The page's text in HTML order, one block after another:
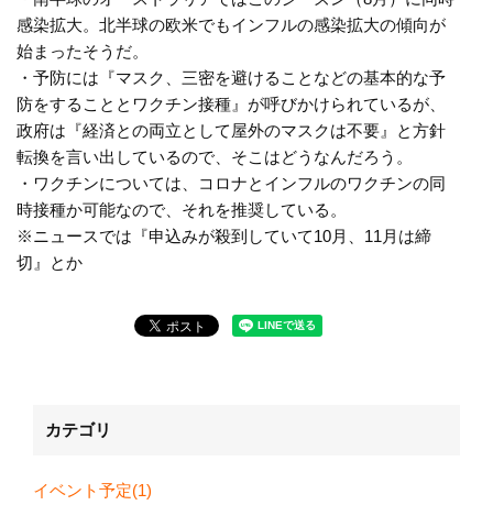
感染拡大。北半球の欧米でもインフルの感染拡大の傾向が
始まったそうだ。
・予防には『マスク、三密を避けることなどの基本的な予
防をすることとワクチン接種』が呼びかけられているが、
政府は『経済との両立として屋外のマスクは不要』と方針
転換を言い出しているので、そこはどうなんだろう。
・ワクチンについては、コロナとインフルのワクチンの同
時接種か可能なので、それを推奨している。
※ニュースでは『申込みが殺到していて10月、11月は締
切』とか
カテゴリ
イベント予定(1)